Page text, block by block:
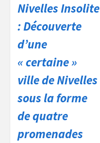
Nivelles Insolite
: Découverte
d’une
« certaine »
ville de Nivelles
sous la forme
de quatre
promenades